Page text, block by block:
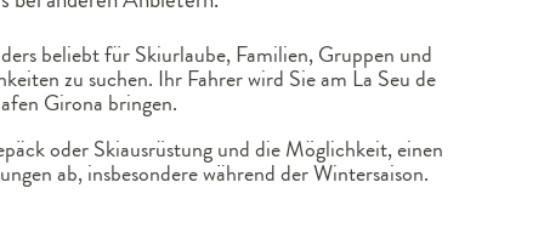
beliebt für Skiurlaube, Familien, Gruppen und
zu suchen. Ihr Fahrer wird Sie am La Seu de
Girona bringen.
oder Skiausrüstung und die Möglichkeit, einen
ab, insbesondere während der Wintersaison.